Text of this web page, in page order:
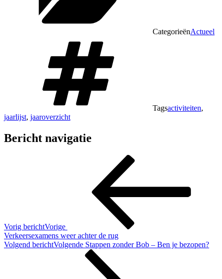
CategorieënActueel
Tagsactiviteiten,
jaarlijst, jaaroverzicht
Bericht navigatie
Vorig berichtVorige
Verkeersexamens weer achter de rug
Volgend berichtVolgende Stappen zonder Bob – Ben je bezopen?